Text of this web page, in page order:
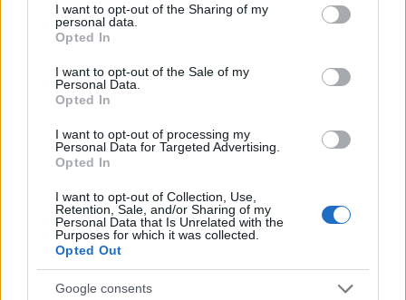
not limited to your visit or usage behaviour. You may click to
grant or deny consent to Google and its third-party tags to
use your data for below specified purposes in below Google
consent section.
I want to opt-out of the Sharing of my
personal data.
Opted In
I want to opt-out of the Sale of my
Personal Data.
Opted In
I want to opt-out of processing my
Personal Data for Targeted Advertising.
Opted In
I want to opt-out of Collection, Use,
Retention, Sale, and/or Sharing of my
Personal Data that Is Unrelated with the
Purposes for which it was collected.
Opted Out
Google consents